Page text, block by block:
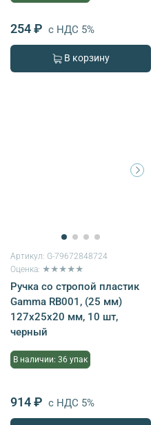
254 ₽ с НДС 5%
В корзину
Артикул: G-79672848724
Оценка: ★★★★★
Ручка со стропой пластик
Gamma RB001, (25 мм)
127х25х20 мм, 10 шт,
черный
В наличии: 36 упак
914 ₽ с НДС 5%